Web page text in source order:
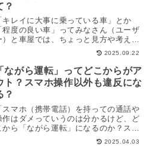
？
キレイに大事に乗っている車」とか
程度の良い車」ってみなさん（ユーザ
）と車屋では、ちょっと見方や考え方
違って、車屋は「丁寧に乗ろうと心...
2025.09.22
「ながら運転」ってどこからがア
ト？スマホ操作以外も違反にな
？
スマホ（携帯電話）を持っての通話や
作はダメっていうのは分かるけど、ど
から「ながら運転」になるのか？スマ
を持たずにチラ見するだけは？カ...
2025.04.03